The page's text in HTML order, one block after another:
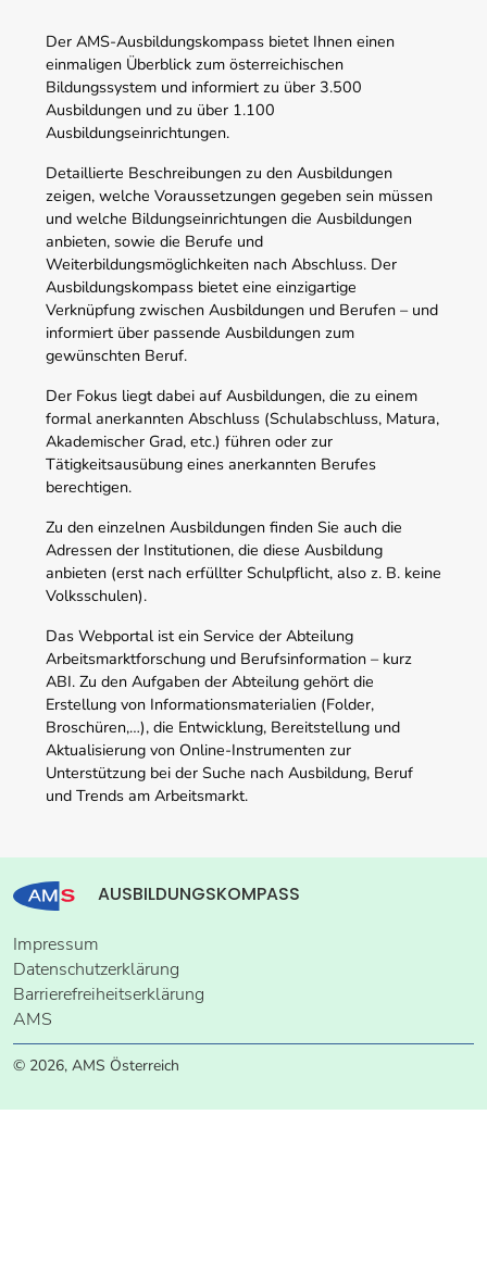
Der AMS-Ausbildungskompass bietet Ihnen einen
einmaligen Überblick zum österreichischen
Bildungssystem und informiert zu über 3.500
Ausbildungen und zu über 1.100
Ausbildungseinrichtungen.
Detaillierte Beschreibungen zu den Ausbildungen
zeigen, welche Voraussetzungen gegeben sein müssen
und welche Bildungseinrichtungen die Ausbildungen
anbieten, sowie die Berufe und
Weiterbildungsmöglichkeiten nach Abschluss. Der
Ausbildungskompass bietet eine einzigartige
Verknüpfung zwischen Ausbildungen und Berufen – und
informiert über passende Ausbildungen zum
gewünschten Beruf.
Der Fokus liegt dabei auf Ausbildungen, die zu einem
formal anerkannten Abschluss (Schulabschluss, Matura,
Akademischer Grad, etc.) führen oder zur
Tätigkeitsausübung eines anerkannten Berufes
berechtigen.
Zu den einzelnen Ausbildungen finden Sie auch die
Adressen der Institutionen, die diese Ausbildung
anbieten (erst nach erfüllter Schulpflicht, also z. B. keine
Volksschulen).
Das Webportal ist ein Service der Abteilung
Arbeitsmarktforschung und Berufsinformation – kurz
ABI. Zu den Aufgaben der Abteilung gehört die
Erstellung von Informationsmaterialien (Folder,
Broschüren,…), die Entwicklung, Bereitstellung und
Aktualisierung von Online-Instrumenten zur
Unterstützung bei der Suche nach Ausbildung, Beruf
und Trends am Arbeitsmarkt.
AUSBILDUNGSKOMPASS
Impressum
Datenschutzerklärung
Barrierefreiheitserklärung
AMS
© 2026, AMS Österreich